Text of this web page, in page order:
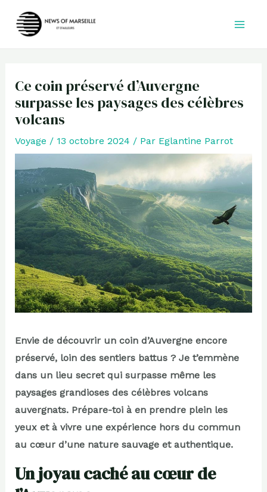
Ce coin préservé d’Auvergne
surpasse les paysages des célèbres
volcans
Voyage / 13 octobre 2024 / Par Eglantine Parrot
Envie de découvrir un coin d’Auvergne encore
préservé, loin des sentiers battus ? Je t’emmène
dans un lieu secret qui surpasse même les
paysages grandioses des célèbres volcans
auvergnats. Prépare-toi à en prendre plein les
yeux et à vivre une expérience hors du commun
au cœur d’une nature sauvage et authentique.
Un joyau caché au cœur de